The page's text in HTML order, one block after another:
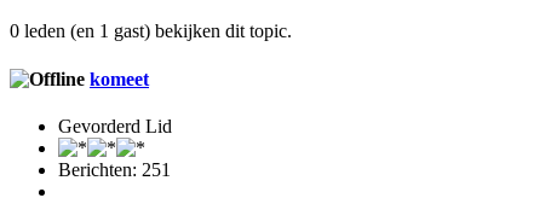
0 leden (en 1 gast) bekijken dit topic.
komeet
Gevorderd Lid
Berichten: 251